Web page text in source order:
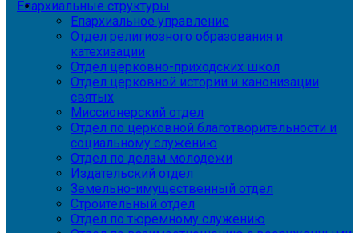
Епархиальные структуры
Епархиальное управление
Отдел религиозного образования и
катехизации
Отдел церковно-приходских школ
Отдел церковной истории и канонизации
святых
Миссионерский отдел
Отдел по церковной благотворительности и
социальному служению
Отдел по делам молодежи
Издательский отдел
Земельно-имущественный отдел
Строительный отдел
Отдел по тюремному служению